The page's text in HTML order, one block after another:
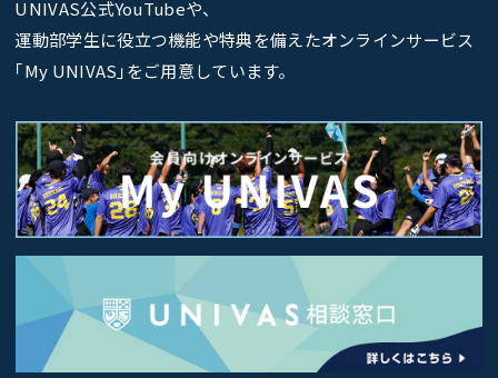
UNIVAS公式YouTubeや、
運動部学生に役立つ機能や特典を備えたオンラインサービス
｢My UNIVAS｣をご用意しています。